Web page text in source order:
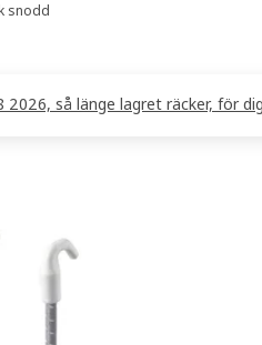
snodd
så länge lagret räcker, för